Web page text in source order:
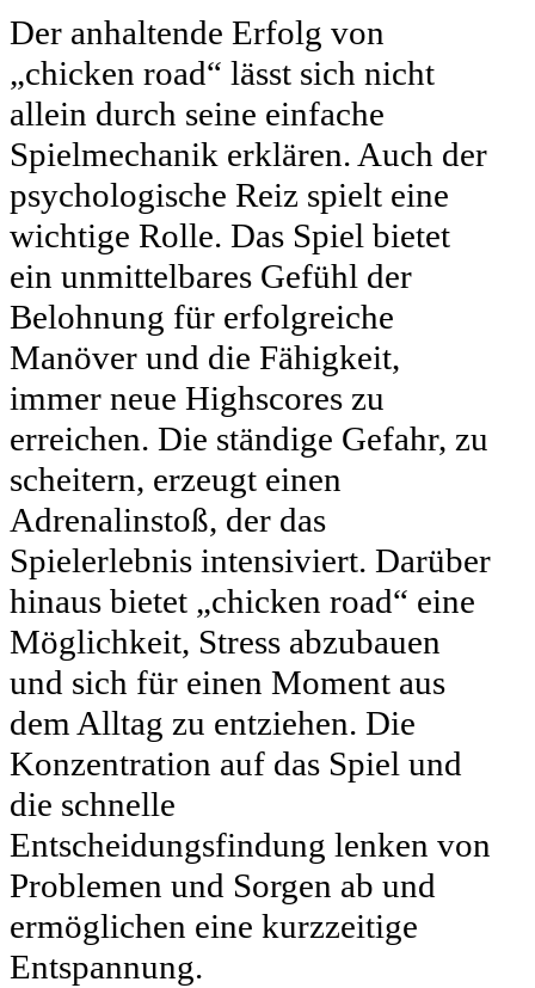
Der anhaltende Erfolg von
„chicken road“ lässt sich nicht
allein durch seine einfache
Spielmechanik erklären. Auch der
psychologische Reiz spielt eine
wichtige Rolle. Das Spiel bietet
ein unmittelbares Gefühl der
Belohnung für erfolgreiche
Manöver und die Fähigkeit,
immer neue Highscores zu
erreichen. Die ständige Gefahr, zu
scheitern, erzeugt einen
Adrenalinstoß, der das
Spielerlebnis intensiviert. Darüber
hinaus bietet „chicken road“ eine
Möglichkeit, Stress abzubauen
und sich für einen Moment aus
dem Alltag zu entziehen. Die
Konzentration auf das Spiel und
die schnelle
Entscheidungsfindung lenken von
Problemen und Sorgen ab und
ermöglichen eine kurzzeitige
Entspannung.